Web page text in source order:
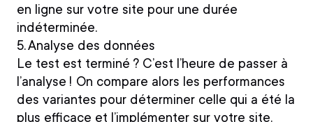
en ligne sur votre site pour une durée
indéterminée.
5. Analyse des données
Le test est terminé ? C’est l’heure de passer à
l’analyse ! On compare alors les performances
des variantes pour déterminer celle qui a été la
plus efficace et l’implémenter sur votre site.